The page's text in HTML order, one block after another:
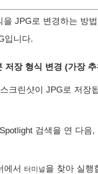
JPG로 변경하는 방
입니다.
저장 형식 변경 (가장 추
크린샷이 JPG로 저장
검색을 연 다음,
에서 터미널을 찾아 실행